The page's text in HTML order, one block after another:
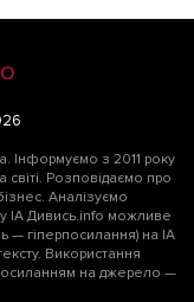
Інформуємо з 2011 року
світі. Розповідаємо про
Аналізуємо
ІА Дивись.info можливе
— гіперпосилання) на ІА
Використання
на джерело —